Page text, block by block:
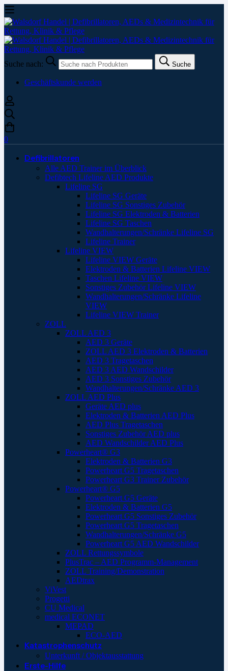
Suche nach: Suche
Geschäftskunde werden
0
Defibrillatoren
Alle AED Trainer im Überblick
Defibtech Lifeline AED Produkte
Lifeline SG
Lifeline SG Geräte
Lifeline SG Sonstiges Zubehör
Lifeline SG Elektroden & Batterien
Lifeline SG Taschen
Wandhalterungen/Schränke Lifeline SG
Lifeline Trainer
Lifeline VIEW
Lifeline VIEW Geräte
Elektroden & Batterien Lifeline VIEW
Taschen Lifeline VIEW
Sonstiges Zubehör Lifeline VIEW
Wandhalterungen/Schränke Lifeline
VIEW
Lifeline VIEW Trainer
ZOLL
ZOLL AED 3
AED 3 Geräte
ZOLL AED 3 Elektroden & Batterien
AED 3 Tragetaschen
AED 3 AED Wandschilder
AED 3 Sonstiges Zubehör
Wandhalterungen/Schränke AED 3
ZOLL AED Plus
Geräte AED plus
Elektroden & Batterien AED Plus
AED Plus Tragetaschen
Sonstiges Zubehör AED plus
AED Wandschilder AED Plus
Powerheart® G3
Elektroden & Batterien G3
Powerheart G5 Tragetaschen
Powerheart G3 Trainer Zubehör
Powerheart® G5
Powerheart G5 Geräte
Elektroden & Batterien G5
Powerheart G5 Sonstiges Zubehör
Powerheart G5 Tragetaschen
Wandhalterungen/Schränke G5
Powerheart G5 AED Wandschilder
ZOLL Rettungssymbole
PlusTrac – AED Programm-Management
ZOLL Training/Demonstration
AEDtrax
ViVest
Progetti
CU Medical
medical ECONET
MEPAD
ECO-AED
Katastrophenschutz
Unterkunft / Objektausstattung
Erste-Hilfe